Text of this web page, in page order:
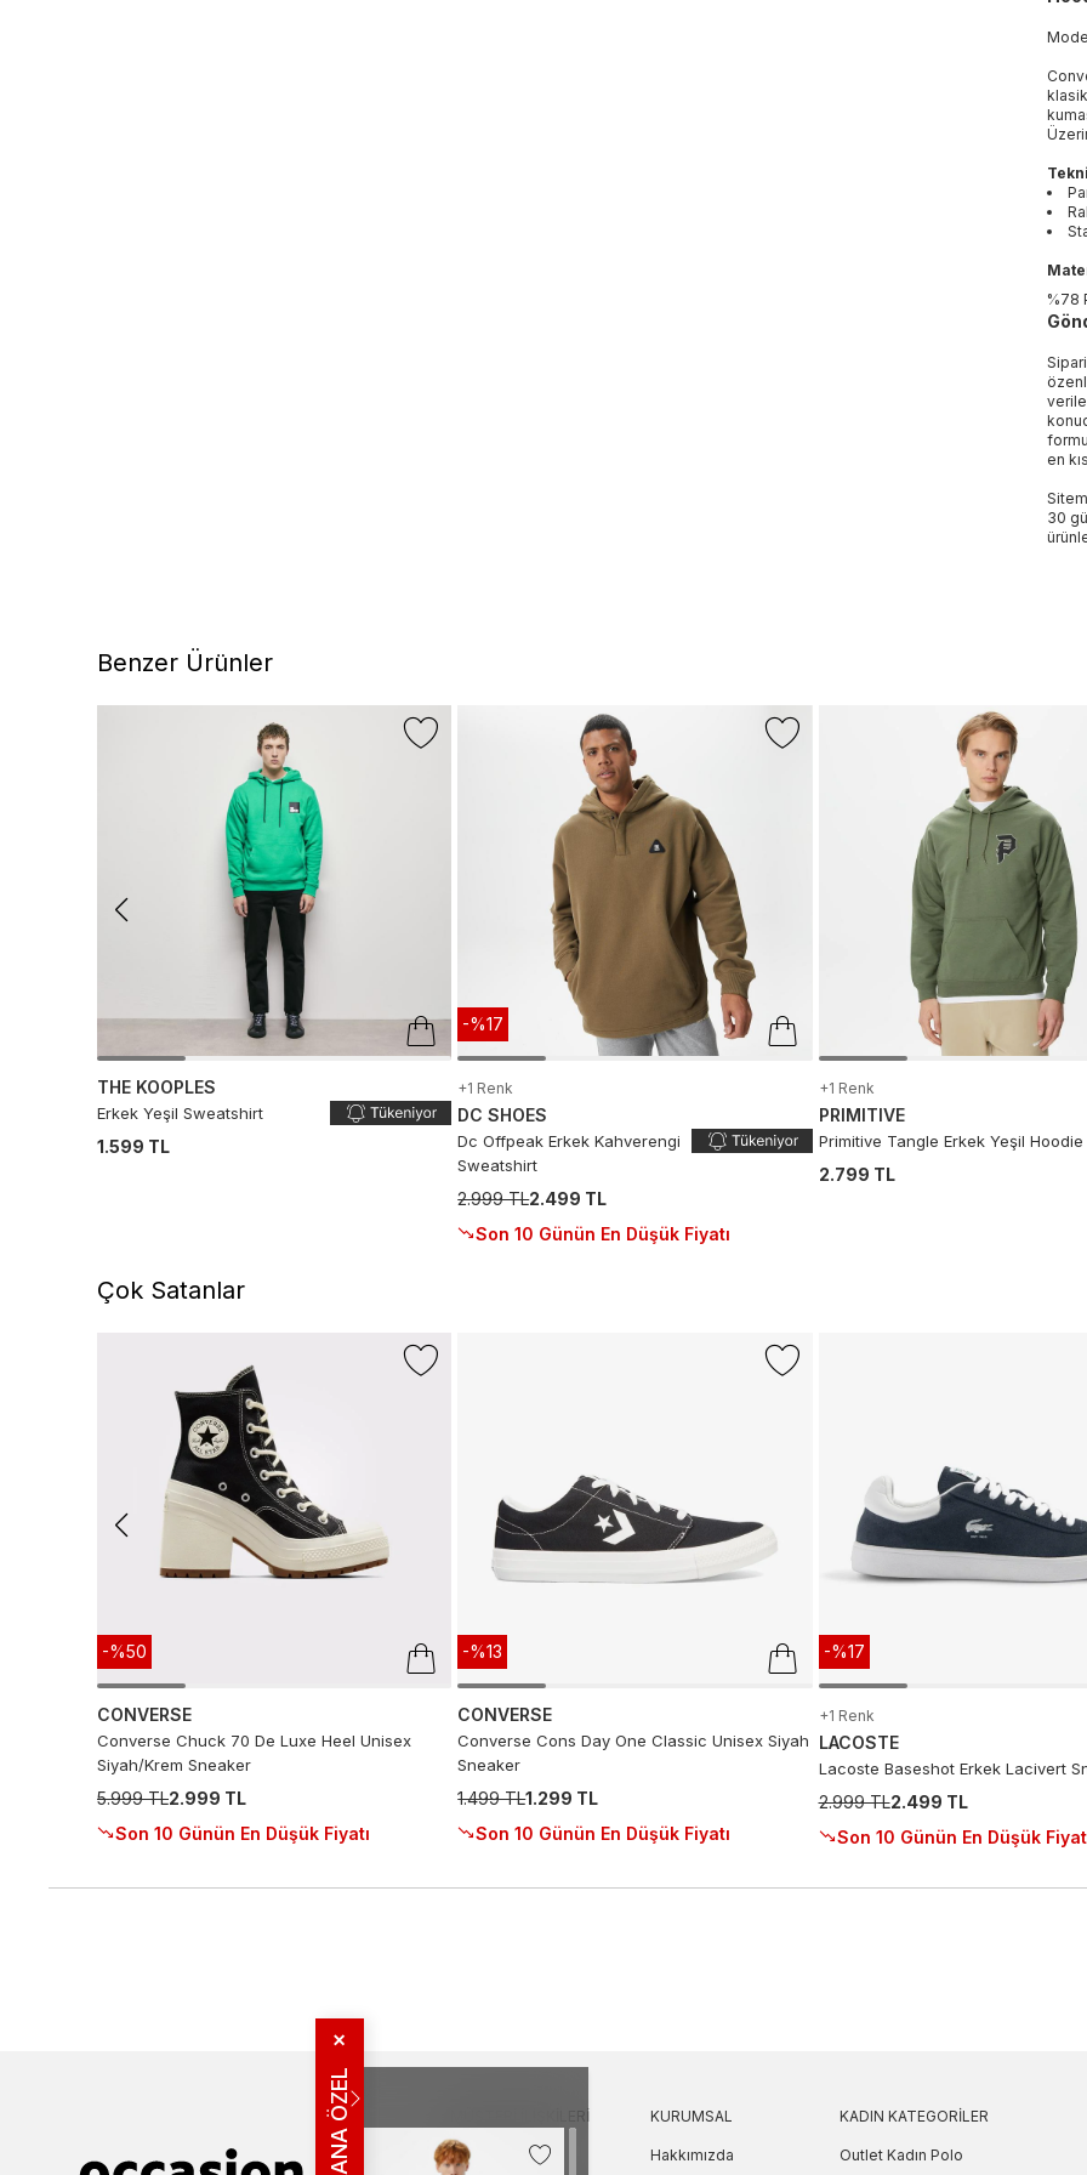
%78
en
30
Benzer Ürünler
THE KOOPLES
Erkek Yeşil Sweatshirt
1.599 TL
-%17
+1 Renk
DC SHOES
Dc Offpeak Erkek Kahverengi
Sweatshirt
2.999 TL2.499 TL
Son 10 Günün En Düşük Fiyatı
+1 Renk
PRIMITIVE
Primitive Tangle Erkek Yeşil Hoodie
2.799 TL
Çok Satanlar
-%50
CONVERSE
Converse Chuck 70 De Luxe Heel Unisex
Siyah/Krem Sneaker
5.999 TL2.999 TL
Son 10 Günün En Düşük Fiyatı
-%13
CONVERSE
Converse Cons Day One Classic Unisex Siyah
Sneaker
1.499 TL1.299 TL
Son 10 Günün En Düşük Fiyatı
-%17
+1 Renk
LACOSTE
Lacoste Baseshot Erkek Lacivert
2.999 TL2.499 TL
Son 10 Günün En Düşük
MÜŞTERI İLIŞKILERI
Bize Ulaşın
KURUMSAL
Hakkımızda
KADIN KATEGORILER
Outlet Kadın Polo
SANA ÖZEL
✕